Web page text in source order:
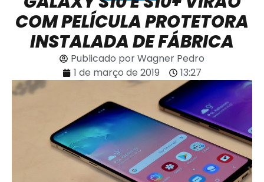
COM PELÍCULA PROTETORA
INSTALADA DE FÁBRICA
Publicado porWagner Pedro
1 de março de 2019
13:27